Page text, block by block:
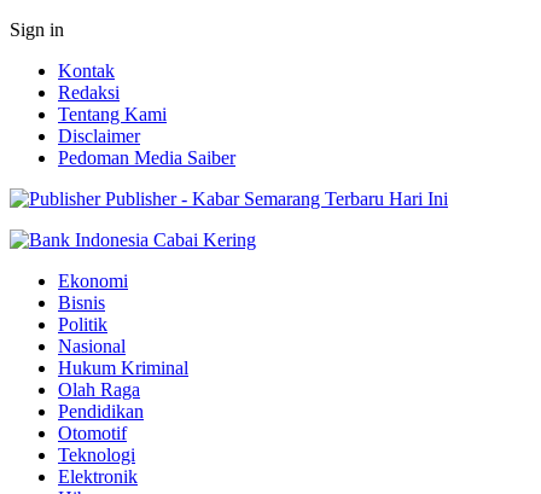
Sign in
Kontak
Redaksi
Tentang Kami
Disclaimer
Pedoman Media Saiber
Publisher - Kabar Semarang Terbaru Hari Ini
Ekonomi
Bisnis
Politik
Nasional
Hukum Kriminal
Olah Raga
Pendidikan
Otomotif
Teknologi
Elektronik